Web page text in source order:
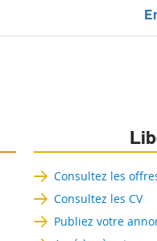
Consultez les
Consultez les CV
Publiez votre